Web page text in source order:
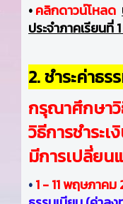
•คลิกดาวน์โหลด
ประจำภาคเรียนที่
2. ชำระค่าธ
กรุณาศึกษาวิ
วิธีการชำระเ
มีการเปลี่ยน
•1 - 11 พฤษภาคม